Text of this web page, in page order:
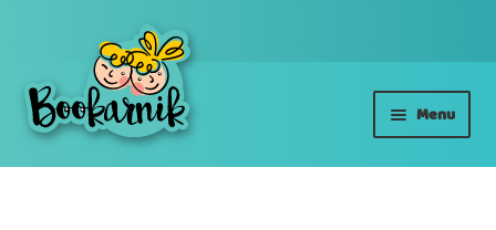
Menu
Książki